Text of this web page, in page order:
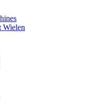
Wielen